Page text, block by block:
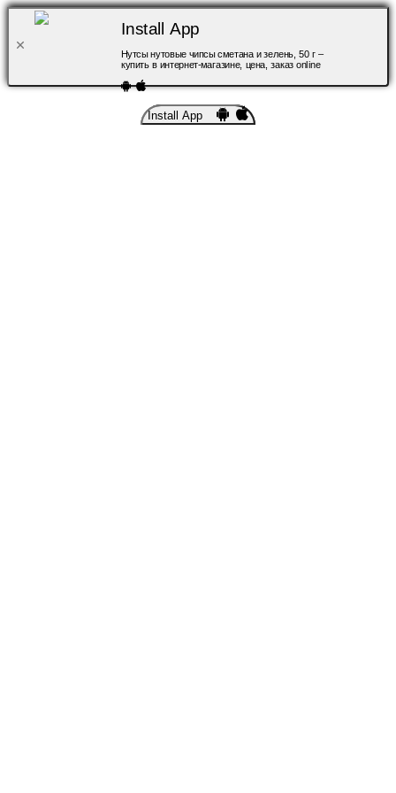
Install App
Нутсы нутовые чипсы сметана и зелень, 50 г –
купить в интернет-магазине, цена, заказ online
Install App